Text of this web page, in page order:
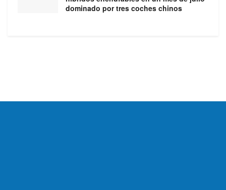
dominado por tres coches chinos